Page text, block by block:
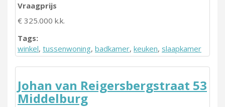
Vraagprijs
€ 325.000 k.k.
Tags:
winkel, tussenwoning, badkamer, keuken, slaapkamer
Johan van Reigersbergstraat 53
Middelburg